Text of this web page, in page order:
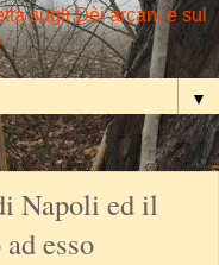
sugli Dèi arcani e sul
▼
Napoli ed il
esso